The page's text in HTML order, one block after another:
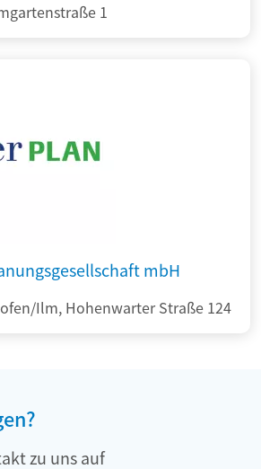
1
mbH
Ilm, Hohenwarter Straße 124
zu uns auf